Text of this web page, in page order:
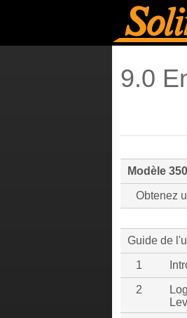
9.0
Modèle
Obtenez
Guide de
1
2